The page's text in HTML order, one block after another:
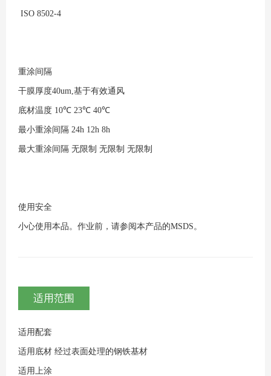
ISO 8502-4
重涂间隔
干膜厚度40um,基于有效通风
底材温度 10℃ 23℃ 40℃
最小重涂间隔 24h 12h 8h
最大重涂间隔 无限制 无限制 无限制
使用安全
小心使用本品。作业前，请参阅本产品的MSDS。
适用范围
适用配套
适用底材 经过表面处理的钢铁基材
适用上涂